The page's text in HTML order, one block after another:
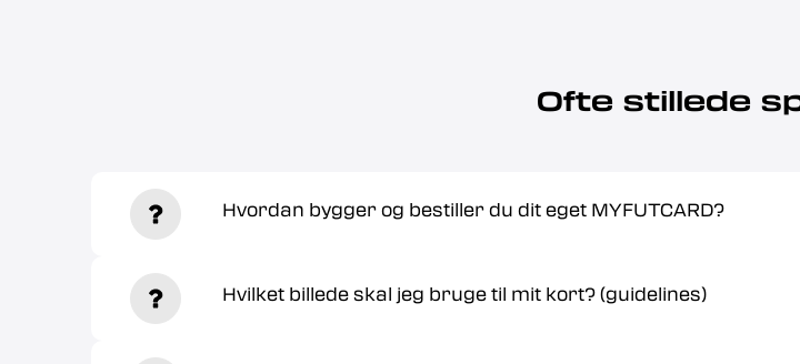
Ofte stillede
Hvordan bygger og bestiller du dit eget MYFUTCARD?
Hvilket billede skal jeg bruge til mit kort? (guidelines)